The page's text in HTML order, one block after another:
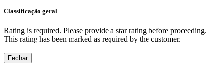
Classificação geral
Rating is required. Please provide a star rating before proceeding.
This rating has been marked as required by the customer.
Fechar